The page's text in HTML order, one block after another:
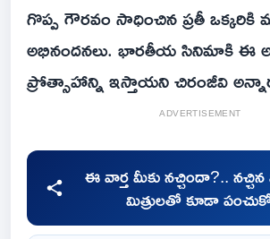
గొప్ప గౌరవం సాధించిన ప్రతీ ఒక్కరికి
అభినందనలు. భార‌తీయ సినిమాకి ఈ
ప్రోత్సాహాన్ని ఇస్తాయ‌ని చిరంజీవి
ADVERTISEMENT
ఈ వార్త మీకు నచ్చిందా?..
మిత్రులతో కూడా